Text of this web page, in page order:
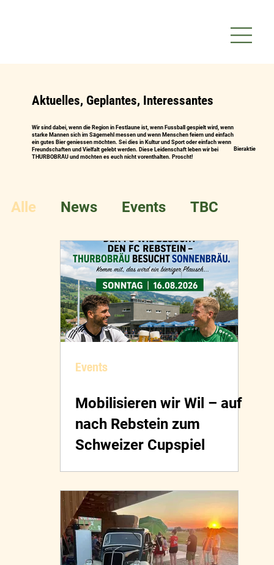
Aktuelles, Geplantes, Interessantes
Wir sind dabei, wenn die Region in Festlaune ist, wenn Fussball gespielt wird, wenn
starke Mannen sich im Sägemehl messen und wenn Menschen feiern und einfach
ein gutes Bier geniessen möchten. Sei dies in Kultur und Sport oder einfach wenn
Freundschaften und Vielfalt gelebt werden. Diese Leidenschaft leben wir bei
THURBOBRÄU und möchten es euch nicht vorenthalten. Proscht!
Alle News Events TBC
Termine
Events
Mobilisieren wir Wil – auf
nach Rebstein zum
Schweizer Cupspiel
Bieraktie